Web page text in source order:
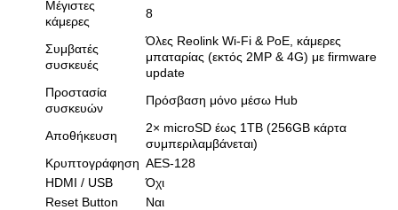
Μέγιστες
κάμερες
8
Συμβατές
συσκευές
Όλες Reolink Wi-Fi & PoE, κάμερες
μπαταρίας (εκτός 2MP & 4G) με firmware
update
Προστασία
συσκευών
Πρόσβαση μόνο μέσω Hub
Αποθήκευση
2× microSD έως 1TB (256GB κάρτα
συμπεριλαμβάνεται)
Κρυπτογράφηση AES-128
HDMI / USB
Όχι
Reset Button
Ναι